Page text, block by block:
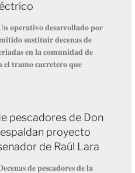
𝐨𝐩𝐞𝐫𝐚𝐭𝐢𝐯𝐨 𝐝𝐞𝐬𝐚𝐫𝐫𝐨𝐥𝐥𝐚𝐝𝐨 𝐩𝐨𝐫
𝐬𝐮𝐬𝐭𝐢𝐭𝐮𝐢𝐫 𝐝𝐞𝐜𝐞𝐧𝐚𝐬 𝐝𝐞
𝐞𝐧 𝐥𝐚 𝐜𝐨𝐦𝐮𝐧𝐢𝐝𝐚𝐝 𝐝𝐞
𝐞𝐥 𝐭𝐫𝐚𝐦𝐨 𝐜𝐚𝐫𝐫𝐞𝐭𝐞𝐫𝐨 𝐪𝐮𝐞
pescadores de Don
proyecto
de Raúl Lara
𝐝𝐞 𝐩𝐞𝐬𝐜𝐚𝐝𝐨𝐫𝐞𝐬 𝐝𝐞 𝐥𝐚